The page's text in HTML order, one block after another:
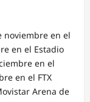
noviembre en el
en el Estadio
en el
en el FTX
Arena de